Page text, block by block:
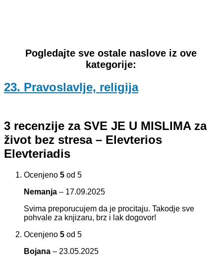
Pogledajte sve ostale naslove iz ove
kategorije:
23. Pravoslavlje, religija
3 recenzije za SVE JE U MISLIMA za
život bez stresa – Elevterios
Elevteriadis
Ocenjeno 5 od 5
Nemanja – 17.09.2025
Svima preporucujem da je procitaju. Takodje sve
pohvale za knjizaru, brz i lak dogovor!
Ocenjeno 5 od 5
Bojana – 23.05.2025